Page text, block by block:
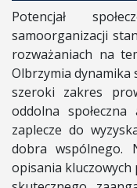
Potencjał
samoorganizacji
rozważaniach na
Olbrzymia dynamika
szeroki zakres
oddolna
zaplecze do
dobra wspólnego.
opisania